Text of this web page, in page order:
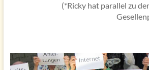
(*Ricky hat parallel zu